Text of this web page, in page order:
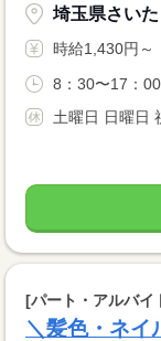
埼玉県さいた
時給1,430円～
8：30〜17：
土曜日 日曜日
[パート・アルバイ
＼髪色・ネイ